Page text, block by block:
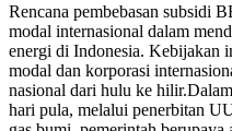
Rencana pembebasan subsidi
modal internasional dalam
energi di Indonesia. Kebijakan
modal dan korporasi
nasional dari hulu ke
hari pula, melalui penerbitan